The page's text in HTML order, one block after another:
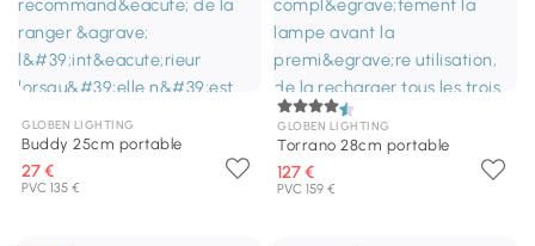
GLOBEN LIGHTING
Buddy 25cm portable
27 €
PVC 135 €
GLOBEN LIGHTING
Torrano 28cm portable
127 €
PVC 159 €